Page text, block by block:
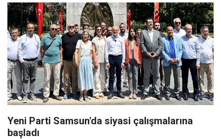
Yeni Parti Samsun'da siyasi çalışmalarına
başladı